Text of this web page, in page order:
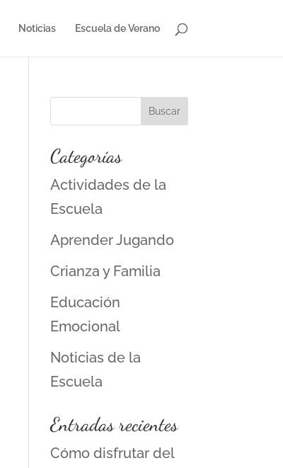
Noticias Escuela de Verano
Categorías
Actividades de la
Escuela
Aprender Jugando
Crianza y Familia
Educación
Emocional
Noticias de la
Escuela
Entradas recientes
Cómo disfrutar del